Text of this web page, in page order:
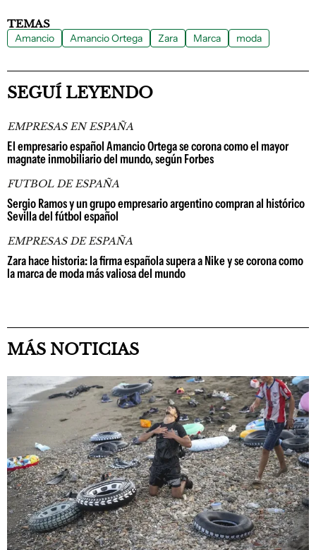
TEMAS
Amancio Amancio Ortega Zara Marca moda
SEGUÍ LEYENDO
EMPRESAS EN ESPAÑA
El empresario español Amancio Ortega se corona como el mayor
magnate inmobiliario del mundo, según Forbes
FUTBOL DE ESPAÑA
Sergio Ramos y un grupo empresario argentino compran al histórico
Sevilla del fútbol español
EMPRESAS DE ESPAÑA
Zara hace historia: la firma española supera a Nike y se corona como
la marca de moda más valiosa del mundo
MÁS NOTICIAS